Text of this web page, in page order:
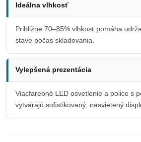
Ideálna vlhkosť
Približne 70–85% vlhkosť pomáha
stave počas skladovania.
Vylepšená prezentácia
Viacfarebné LED osvetlenie a police s
vytvárajú sofistikovaný, nasvietený